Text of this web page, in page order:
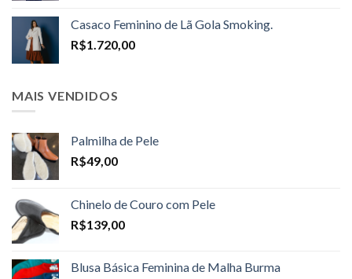
through
Casaco Feminino de Lã Gola Smoking.
R$1.720,00
MAIS VENDIDOS
Palmilha de Pele
R$49,00
Chinelo de Couro com Pele
R$139,00
Blusa Básica Feminina de Malha Burma